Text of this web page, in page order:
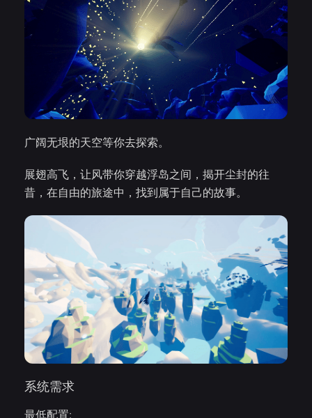
广阔无垠的天空等你去探索。
展翅高飞，让风带你穿越浮岛之间，揭开尘封的往
昔，在自由的旅途中，找到属于自己的故事。
系统需求
最低配置: